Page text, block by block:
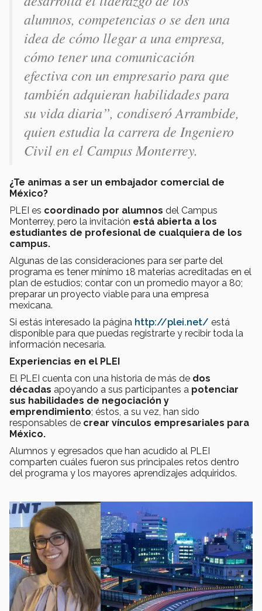
alumnos, competencias o se den una
idea de cómo llegar a una empresa,
cómo tener una comunicación
efectiva con un empresario para que
también adquieran habilidades para
su vida diaria”, condiseró Arrambide,
quien estudia la carrera de Ingeniero
Civil en el Campus Monterrey.
¿Te animas a ser un embajador comercial de
México?
PLEI es coordinado por alumnos del Campus
Monterrey, pero la invitación está abierta a los
estudiantes de profesional de cualquiera de los
campus.
Algunas de las consideraciones para ser parte del
programa es tener mínimo 18 materias acreditadas en el
plan de estudios; contar con un promedio mayor a 80;
preparar un proyecto viable para una empresa
mexicana.
Si estás interesado la página http://plei.net/ está
disponible para que puedas registrarte y recibir toda la
información necesaria.
Experiencias en el PLEI
El PLEI cuenta con una historia de más de dos
décadas apoyando a sus participantes a potenciar
sus habilidades de negociación y
emprendimiento; éstos, a su vez, han sido
responsables de crear vínculos empresariales para
México.
Alumnos y egresados que han acudido al PLEI
comparten cuáles fueron sus principales retos dentro
del programa y los mayores aprendizajes adquiridos.